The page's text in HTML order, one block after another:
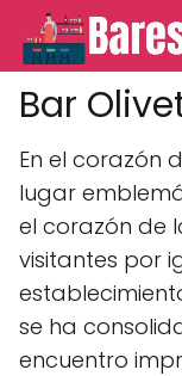
Bar
En el corazón
lugar
el corazón de
visitantes por
se ha
encuentro